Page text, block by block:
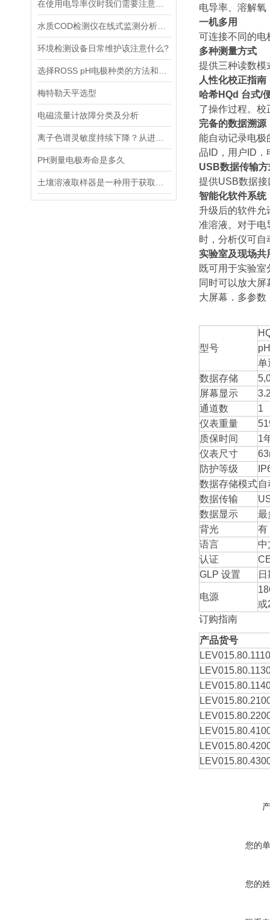
环境检测设备日常维护该注意什么?
梅特勒天平选型
电磁流量计故障分类及分析
PH测量电极寿命是多久
电导率、溶解
一机多用
可连接不同的电
多种测量方式
提供三种读数模
人性化校正指南
哈希HQd 台式/
了操作过程。校
完备的数据溯源
能自动记录电极
品ID，用户ID．
USB数据传输方
提供USB数据
智能化软件系统
升级后的软件
准溶液。对于电
时，分析仪可自
实验室及现场共
既可用于实验
同时可以放大
大屏幕．多参数
型号
单
数据存储
屏幕显示
通道数
1
仪表重量
质保时间
1
仪表尺寸
防护等级
数据存储模式
数据传输
数据显示
最
背光
有
语言
中
认证
GLP 设置
电源
或
订购指南
产品货号
您的
您的